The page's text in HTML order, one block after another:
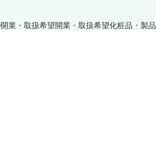
開業・取扱希望開業・取扱希望化粧品・製品